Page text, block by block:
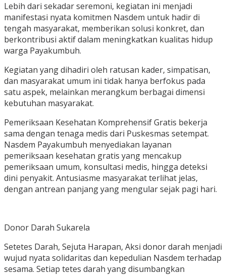
Lebih dari sekadar seremoni, kegiatan ini menjadi
manifestasi nyata komitmen Nasdem untuk hadir di
tengah masyarakat, memberikan solusi konkret, dan
berkontribusi aktif dalam meningkatkan kualitas hidup
warga Payakumbuh.
Kegiatan yang dihadiri oleh ratusan kader, simpatisan,
dan masyarakat umum ini tidak hanya berfokus pada
satu aspek, melainkan merangkum berbagai dimensi
kebutuhan masyarakat.
Pemeriksaan Kesehatan Komprehensif Gratis bekerja
sama dengan tenaga medis dari Puskesmas setempat.
Nasdem Payakumbuh menyediakan layanan
pemeriksaan kesehatan gratis yang mencakup
pemeriksaan umum, konsultasi medis, hingga deteksi
dini penyakit. Antusiasme masyarakat terlihat jelas,
dengan antrean panjang yang mengular sejak pagi hari.
Donor Darah Sukarela
Setetes Darah, Sejuta Harapan, Aksi donor darah menjadi
wujud nyata solidaritas dan kepedulian Nasdem terhadap
sesama. Setiap tetes darah yang disumbangkan